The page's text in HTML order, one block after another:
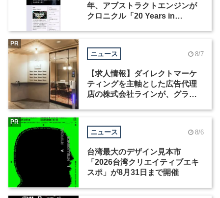
年、アブストラクトエンジンが
クロニクル「20 Years in
ニュース 8/7
【求人情報】ダイレクトマーケ
ティングを主軸とした広告代理
店の株式会社ラインが、グラフ
PR
ニュース 8/6
台湾最大のデザイン見本市
「2026台湾クリエイティブエキ
スポ」が8月31日まで開催
PR